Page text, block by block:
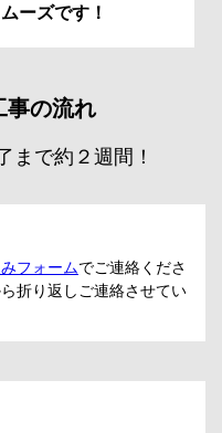
ーズです！
事の流れ
まで約２週間！
フォームでご連絡くださ
折り返しご連絡させてい